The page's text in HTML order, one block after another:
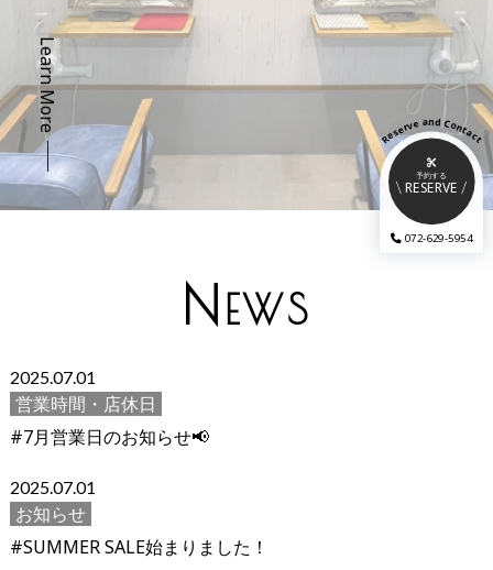
Learn More
予約する
RESERVE
072-629-5954
Reserve andContac
t
N EWS
2025.07.01
営業時間・店休日
#7月営業日のお知らせ📢
2025.07.01
お知らせ
#SUMMER SALE始まりました！